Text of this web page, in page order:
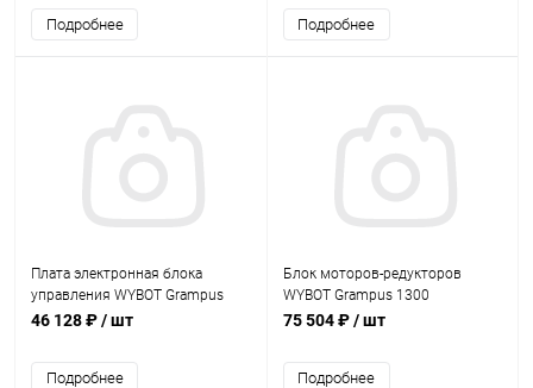
Подробнее Подробнее
Плата электронная блока
управления WYBOT Grampus
1300 (A.D.2.01.2.011.001)
46 128 ₽/ шт
Подробнее
Блок моторов-редукторов
WYBOT Grampus 1300
(A.B.3042L.04.001)
75 504 ₽/ шт
Подробнее